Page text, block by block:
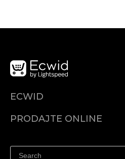
ECWID
PRODAJTE ONLINE